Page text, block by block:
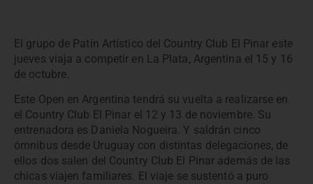
El grupo de Patín Artístico del Country Club El Pinar este
jueves viaja a competir en La Plata, Argentina el 15 y 16
de octubre.
Este Open en Argentina tendrá su vuelta a realizarse en
el Country Club El Pinar el 12 y 13 de noviembre. Su
entrenadora es Daniela Nogueira. Y saldrán cinco
ómnibus desde Uruguay con distintas delegaciones, de
ellos dos salen del Country Club El Pinar además de las
chicas viajen familiares. El viaje se sustentó a puro